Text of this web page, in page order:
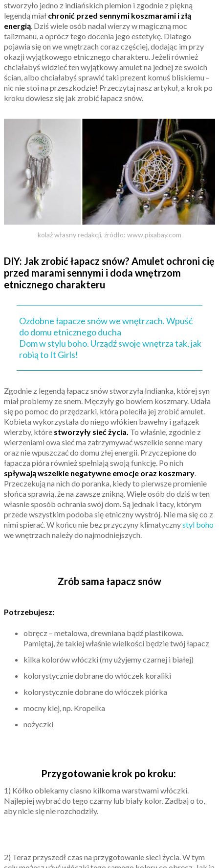
stworzyło jedno z indiańskich plemion i zgodnie z piękną
legendą miał chronić przed sennymi koszmarami i złą
energią. Dziś wiele osób nadal wierzy w magiczną moc
talizmanu, a oprócz tego docenia jego estetykę. Dlatego
pojawia się on we wnętrzach coraz częściej, dodając im przy
okazji wyjątkowego etnicznego charakteru. Jeżeli również
chciałabyś widzieć ten wyjątkowy amulet na jednej ze swoich
ścian, albo chciałabyś sprawić taki prezent komuś bliskiemu –
nic nie stoi na przeszkodzie! Przeczytaj nasz artykuł, a krok po
kroku dowiesz się jak zrobić łapacz snów.
kolaż własny redakcji, źródło: www.pixabay.com
DIY: Jak zrobić łapacz snów? Amulet ochroni cię
przed marami sennymi i doda wnętrzom
etnicznego charakteru
Ozdobne łapacze snów we wnętrzach. Wpuść
do domu etnicznego ducha
Dom w stylu boho. Urządź swoje wnętrza tak, jak
robią to It Girls!
Zgodnie z legendą łapacz snów stworzyła Indianka, której syn
miał problemy ze snem. Męczyły go bowiem koszmary. Udała
się po pomoc do przędzarki, która poleciła jej zrobić amulet.
Kobieta wykorzystała do niego włókien bawełny i gałązek
wierzby, które stworzyły sieć życia. To właśnie, zgodnie z
wierzeniami owa sieć ma zatrzymywać wszelkie senne mary
oraz nie wpuszczać do domu złej energii. Przyczepione do
łapacza pióra również spełniają swoją funkcję. Po nich
spływają wszelkie negatywne emocje oraz koszmary.
Przeczekują na nich do poranka, kiedy to pierwsze promienie
słońca sprawią, że na zawsze znikną. Wiele osób do dziś w ten
własnie sposób ochrania swój dom. Są jednak i tacy, którym
przede wszystkim podoba się etniczny wystrój. Nie ma się co z
nimi spierać. W końcu nie bez przyczyny klimatycznystyl boho
we wnętrzach należy do najmodniejszych.
Zrób sama łapacz snów
Potrzebujesz:
obręcz – metalowa, drewniana bądź plastikowa.
Pamiętaj, że takiej właśnie wielkości będzie twój łapacz
kilka kolorów włóczki (my użyjemy czarnej i białej)
kolorystycznie dobrane do włóczek koraliki
kolorystycznie dobrane do włóczek piórka
mocny klej, np. Kropelka
nożyczki
Przygotowanie krok po kroku:
1) Kółko oblekamy ciasno kilkoma warstwami włóczki.
Najlepiej wybrać do tego czarny lub biały kolor. Zadbaj o to,
aby nicie się nie rozchodziły.
2) Teraz przyszedł czas na przygotowanie sieci życia. W tym